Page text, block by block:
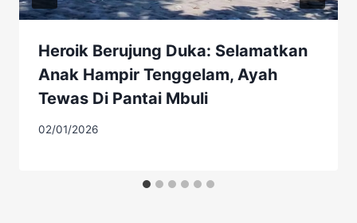
Heroik Berujung Duka: Selamatkan
Anak Hampir Tenggelam, Ayah
Tewas Di Pantai Mbuli
02/01/2026